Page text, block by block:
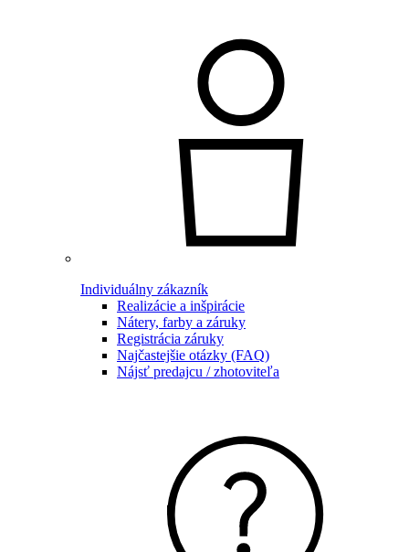
Individuálny zákazník
Realizácie a inšpirácie
Nátery, farby a záruky
Registrácia záruky
Najčastejšie otázky (FAQ)
Nájsť predajcu / zhotoviteľa